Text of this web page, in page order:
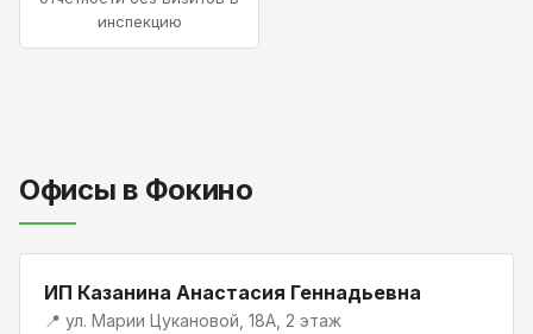
инспекцию
Офисы в Фокино
ИП Казанина Анастасия Геннадьевна
📍 ул. Марии Цукановой, 18А, 2 этаж